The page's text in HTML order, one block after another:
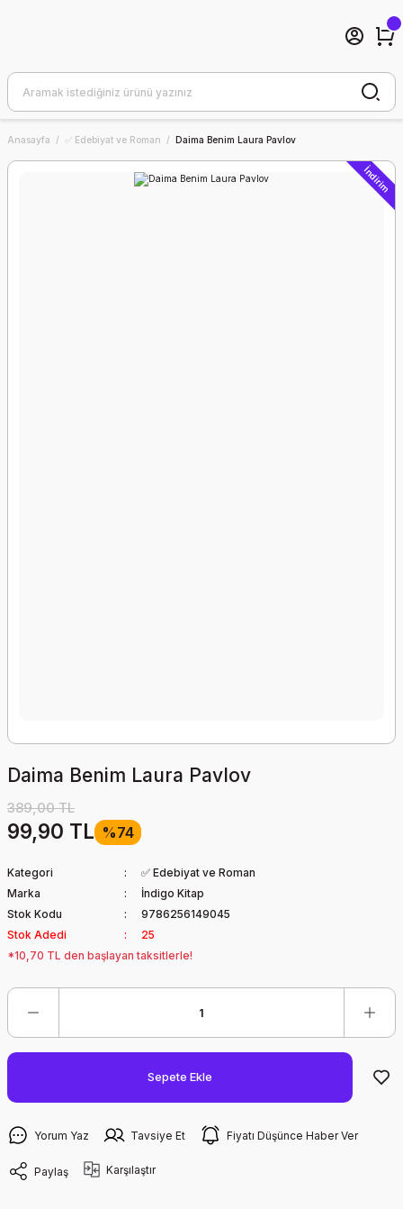
Anasayfa ✅ Edebiyat ve Roman Daima Benim Laura Pavlov
İndirim
Daima Benim Laura Pavlov
389,00 TL
99,90 TL %74
Kategori
✅ Edebiyat ve Roman
Marka
İndigo Kitap
Stok Kodu
9786256149045
Stok Adedi
25
*10,70 TL den başlayan taksitlerle!
Sepete Ekle
Yorum Yaz Tavsiye Et Fiyatı Düşünce Haber Ver
Paylaş Karşılaştır